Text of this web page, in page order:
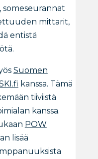
mittarit,
entistä
Suomen
kanssa. Tämä
tiiviistä
kanssa.
POW
lisää